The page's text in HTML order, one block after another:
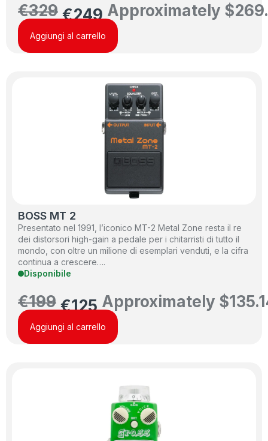
€329 €249 Approximately $
Aggiungi al carrello
BOSS MT 2
Presentato nel 1991, l’iconico MT-2 Metal Zone resta il re
dei distorsori high-gain a pedale per i chitarristi di tutto il
mondo, con oltre un milione di esemplari venduti, e la cifra
continua a crescere….
Disponibile
€199 €125 Approximately $
Aggiungi al carrello